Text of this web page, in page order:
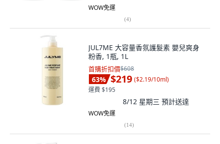
WOW免運
(4)
JUL7ME 大容量香氛護髮素 嬰兒爽身
粉香, 1瓶, 1L
首購折扣價$608
63% $219 ($2.19/10ml)
運費 $195
8/12 星期三 預計送達
WOW免運
(14)